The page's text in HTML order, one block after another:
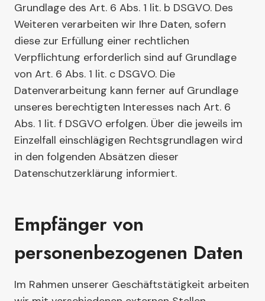
Grundlage des Art. 6 Abs. 1 lit. b DSGVO. Des
Weiteren verarbeiten wir Ihre Daten, sofern
diese zur Erfüllung einer rechtlichen
Verpflichtung erforderlich sind auf Grundlage
von Art. 6 Abs. 1 lit. c DSGVO. Die
Datenverarbeitung kann ferner auf Grundlage
unseres berechtigten Interesses nach Art. 6
Abs. 1 lit. f DSGVO erfolgen. Über die jeweils im
Einzelfall einschlägigen Rechtsgrundlagen wird
in den folgenden Absätzen dieser
Datenschutzerklärung informiert.
Empfänger von
personenbezogenen Daten
Im Rahmen unserer Geschäftstätigkeit arbeiten